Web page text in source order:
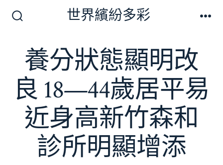
切
換
開
關
世界繽紛多彩
養分狀態顯明改
良 18—44歲居平易
近身高新竹森和
診所明顯增添